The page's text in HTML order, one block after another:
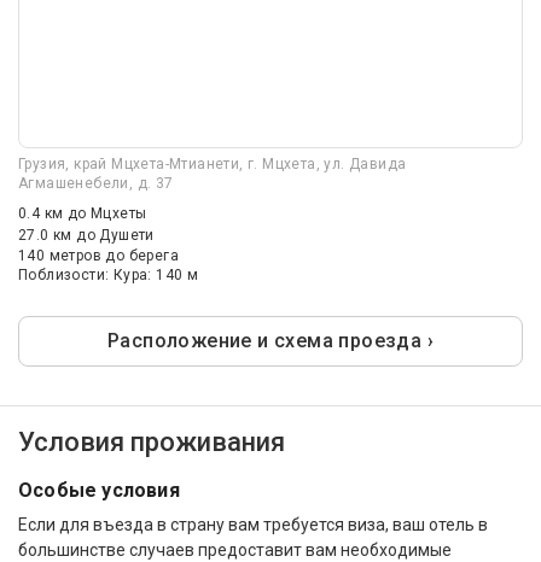
Грузия, край Мцхета-Мтианети, г. Мцхета, ул. Давида
Агмашенебели, д. 37
0.4 км до Мцхеты
27.0 кмдо Душети
140 метров до берега
Поблизости: Кура: 140 м
Расположение и схема проезда ›
Условия проживания
Особые условия
Если для въезда в страну вам требуется виза, ваш отель в
большинстве случаев предоставит вам необходимые